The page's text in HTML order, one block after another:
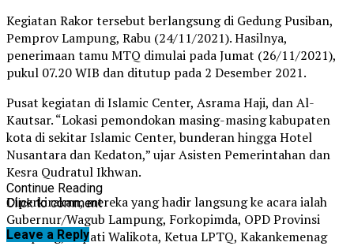
Kegiatan Rakor tersebut berlangsung di Gedung Pusiban,
Pemprov Lampung, Rabu (24/11/2021). Hasilnya,
penerimaan tamu MTQ dimulai pada Jumat (26/11/2021),
pukul 07.20 WIB dan ditutup pada 2 Desember 2021.
Pusat kegiatan di Islamic Center, Asrama Haji, dan Al-
Kautsar. “Lokasi pemondokan masing-masing kabupaten
kota di sekitar Islamic Center, bunderan hingga Hotel
Nusantara dan Kedaton,” ujar Asisten Pemerintahan dan
Kesra Qudratul Ikhwan.
Diperkirakan, mereka yang hadir langsung ke acara ialah
Gubernur/Wagub Lampung, Forkopimda, OPD Provinsi
Lampung, Bupati Walikota, Ketua LPTQ, Kakankemenag
Continue Reading
Click to comment
Leave a Reply